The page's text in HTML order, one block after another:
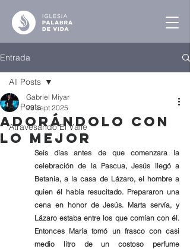
Entrada
All Posts
Atravesando El Valle
All Posts
Adorándolo con
lo Mejor
Gabriel Miyar
29 sept 2025
Seis días antes de que comenzara la
celebración de la Pascua, Jesús llegó a
Betania, a la casa de Lázaro, el hombre a
quien él había resucitado. Prepararon una
cena en honor de Jesús. Marta servía, y
Lázaro estaba entre los que comían con él.
Entonces María tomó un frasco con casi
medio litro de un costoso perfume